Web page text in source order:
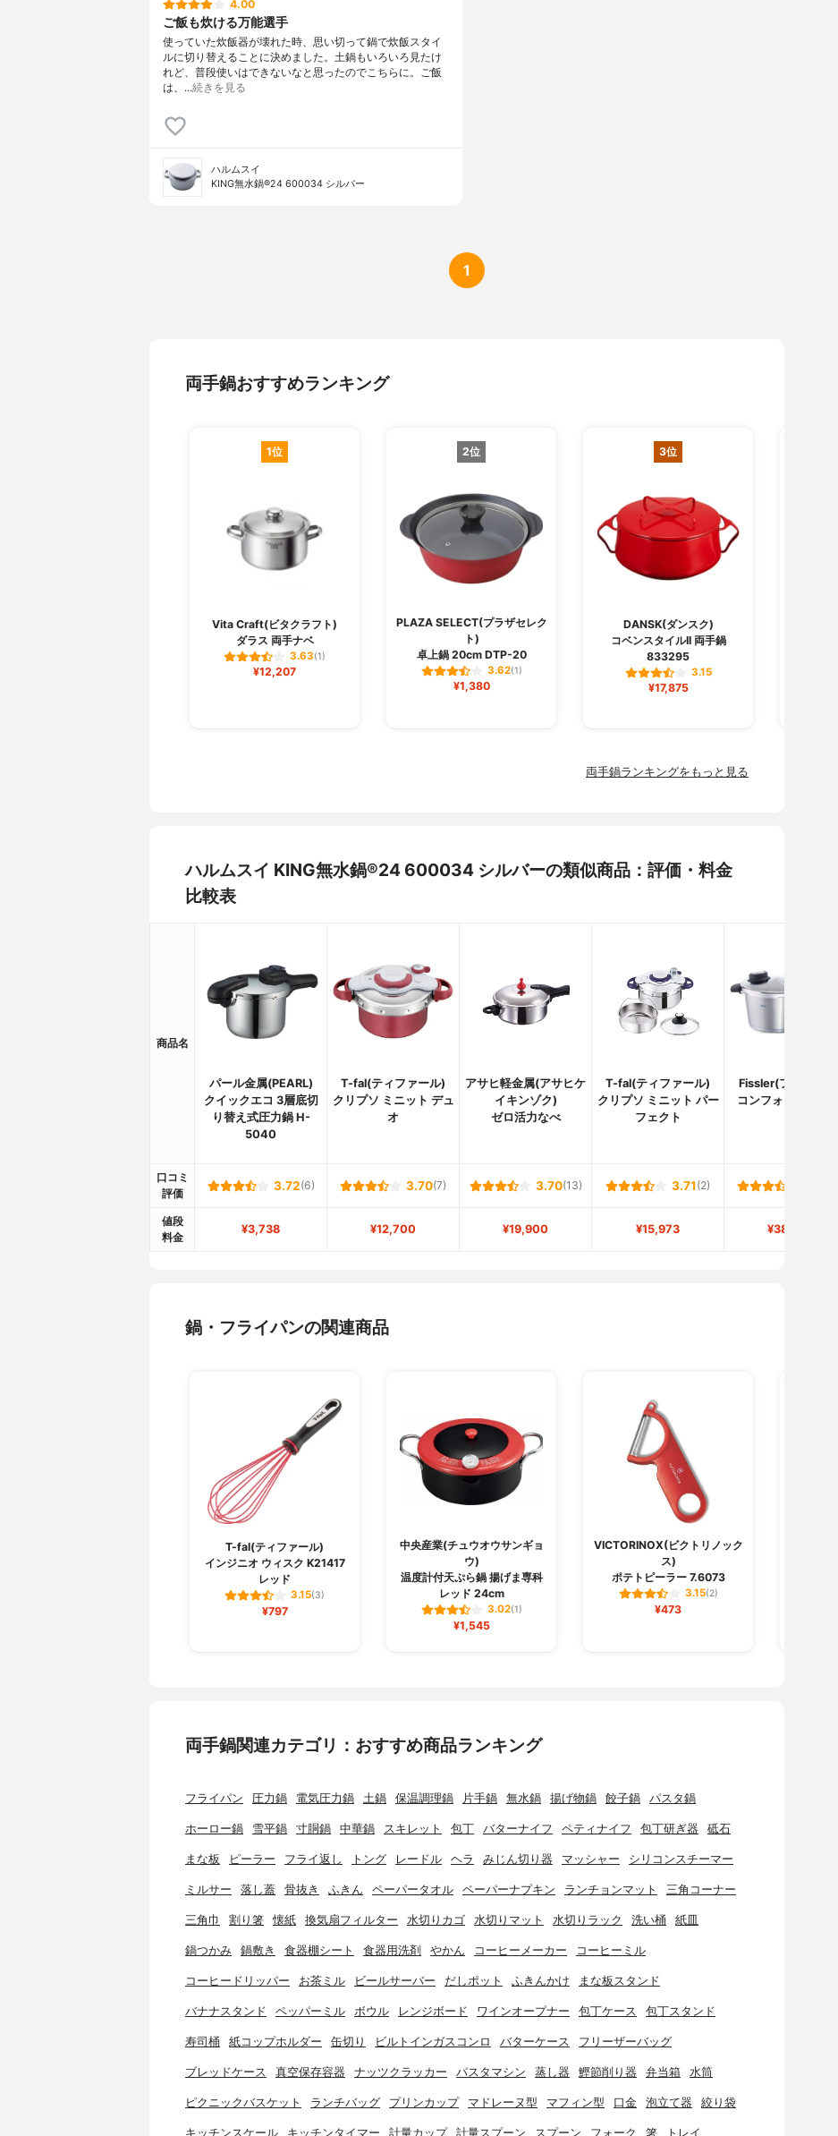
4.00
ご飯も炊ける万能選手
使っていた炊飯器が壊れた時、思い切って鍋で炊飯スタイ
ルに切り替えることに決めました。土鍋もいろいろ見たけ
れど、普段使いはできないなと思ったのでこちらに。ご飯
は、…続きを見る
ハルムスイ
KING無水鍋®24 600034 シルバー
1
両手鍋おすすめランキング
1位
Vita Craft(ビタクラフト)
ダラス 両手ナベ
3.63(1)
¥12,207
2位
PLAZA SELECT(プラザセレク
ト)
卓上鍋 20cm DTP-20
3.62(1)
¥1,380
3位
DANSK(ダンスク)
コベンスタイルII 両手鍋
833295
3.15
¥17,875
両手鍋ランキングをもっと見る
ハルムスイ KING無水鍋®24 600034 シルバーの類似商品：評価・料金
比較表
商品名
パール金属(PEARL)
クイックエコ 3層底切
り替え式圧力鍋 H-
5040
T-fal(ティファール)
クリプソ ミニット デュ
オ
アサヒ軽金属(アサヒケ
イキンゾク)
ゼロ活力なべ
T-fal(ティファール)
クリプソ ミニット パー
フェクト
Fissler(フィスラー)
コンフォート プラス
口コミ
評価
3.72(6) 3.70(7) 3.70(13) 3.71 (2)
値段
料金
¥3,738 ¥12,700 ¥19,900 ¥15,973 ¥38,999
鍋・フライパンの関連商品
T-fal(ティファール)
インジニオ ウィスク K21417
レッド
3.15(3)
¥797
中央産業(チュウオウサンギョ
ウ)
温度計付天ぷら鍋 揚げま専科
レッド 24cm
3.02(1)
¥1,545
VICTORINOX(ビクトリノック
ス)
ポテトピーラー 7.6073
3.15(2)
¥473
両手鍋関連カテゴリ：おすすめ商品ランキング
フライパン 圧力鍋 電気圧力鍋 土鍋 保温調理鍋 片手鍋 無水鍋 揚げ物鍋 餃子鍋 パスタ鍋
ホーロー鍋 雪平鍋 寸胴鍋 中華鍋 スキレット 包丁 バターナイフ ペティナイフ 包丁研ぎ器 砥石
まな板 ピーラー フライ返し トング レードル ヘラ みじん切り器 マッシャー シリコンスチーマー
ミルサー 落し蓋 骨抜き ふきん ペーパータオル ペーパーナプキン ランチョンマット 三角コーナー
三角巾 割り箸 懐紙 換気扇フィルター 水切りカゴ 水切りマット 水切りラック 洗い桶 紙皿
鍋つかみ 鍋敷き 食器棚シート 食器用洗剤 やかん コーヒーメーカー コーヒーミル
コーヒードリッパー お茶ミル ビールサーバー だしポット ふきんかけ まな板スタンド
バナナスタンド ペッパーミル ボウル レンジボード ワインオープナー 包丁ケース 包丁スタンド
寿司桶 紙コップホルダー 缶切り ビルトインガスコンロ バターケース フリーザーバッグ
ブレッドケース 真空保存容器 ナッツクラッカー パスタマシン 蒸し器 鰹節削り器 弁当箱 水筒
ピクニックバスケット ランチバッグ プリンカップ マドレーヌ型 マフィン型 口金 泡立て器 絞り袋
キッチンスケール キッチンタイマー 計量カップ 計量スプーン スプーン フォーク 箸 トレイ